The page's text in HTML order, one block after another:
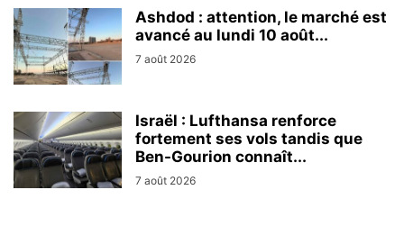
Ashdod : attention, le marché est
avancé au lundi 10 août...
7 août 2026
Israël : Lufthansa renforce
fortement ses vols tandis que
Ben-Gourion connaît...
7 août 2026